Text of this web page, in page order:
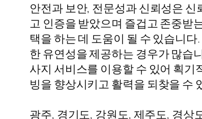
안전과 보안, 전문성과 신뢰성은
고 인증을 받았으며 즐겁고 존중받
택을 하는 데 도움이 될 수 있습니
한 유연성을 제공하는 경우가 많습
사지 서비스를 이용할 수 있어 획기
빙을 향상시키고 활력을 되찾을 수
광주, 경기도, 강원도, 제주도, 경상